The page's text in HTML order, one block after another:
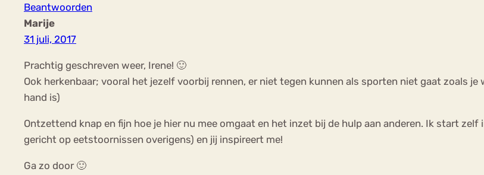
Beantwoorden
Marije
31 juli, 2017
Prachtig geschreven weer, Irene! 🙂
Ook herkenbaar; vooral het jezelf voorbij rennen, er niet tegen kunnen als sporten niet gaat zoals
hand is)
Ontzettend knap en fijn hoe je hier nu mee omgaat en het inzet bij de hulp aan anderen. Ik start
gericht op eetstoornissen overigens) en jij inspireert me!
Ga zo door 🙂